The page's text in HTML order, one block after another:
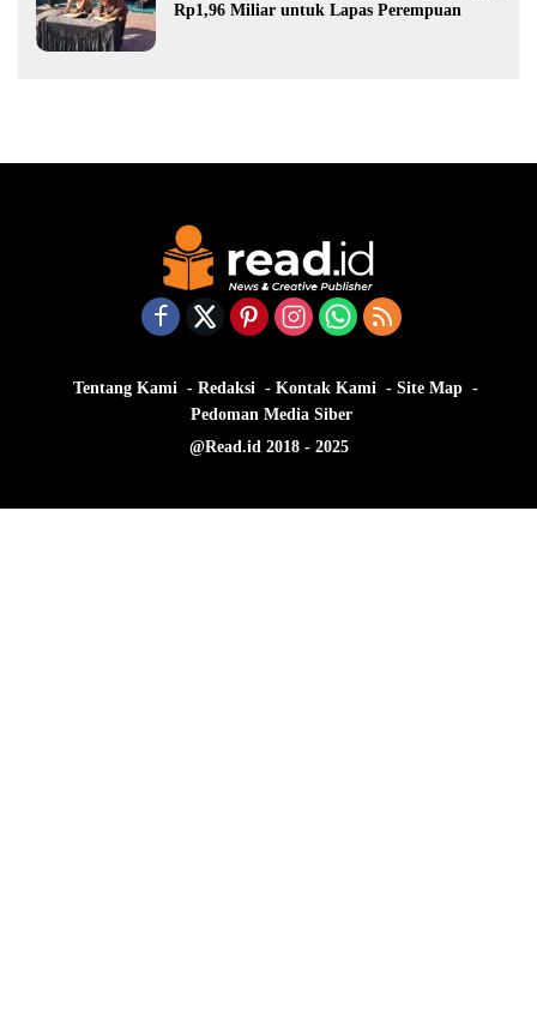
Rp1,96 Miliar untuk Lapas Perempuan
Tentang Kami Redaksi Kontak Kami
Site Map
Pedoman Media Siber
@Read.id 2018 - 2025